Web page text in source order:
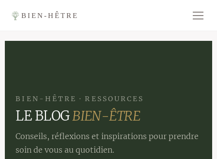
BIEN-HÊTRE
BIEN-HÊTRE · RESSOURCES
LE BLOGBIEN-ÊTRE
Conseils, réflexions et inspirations pour prendre
soin de vous au quotidien.